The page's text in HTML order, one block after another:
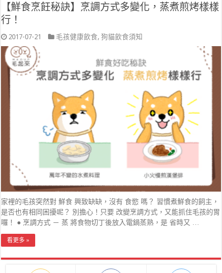
【鮮食烹飪秘訣】烹調方式多變化，蒸煮煎烤樣樣
行！
2017-07-21 毛孩健康飲食,狗貓飲食須知
家裡的毛孩突然對 鮮食 興致缺缺，沒有 食慾 嗎？ 習慣煮鮮食的飼主，
是否也有相同困擾呢？ 別擔心！只要 改變烹調方式，又能抓住毛孩的胃
囉！ ● 烹調方式 － 蒸 將食物切丁後放入電鍋蒸熟，是 省時又 …
看更多 »